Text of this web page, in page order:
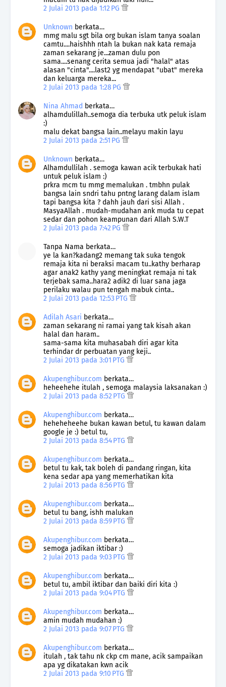
2 Julai 2013 pada 1:12 PG
Unknown berkata…
mmg malu sgt bila org bukan islam tanya soalan
camtu....haishhh ntah la bukan nak kata remaja
zaman sekarang je...zaman dulu pon
sama....senang cerita semua jadi "halal" atas
alasan "cinta"....last2 yg mendapat "ubat" mereka
dan keluarga mereka...
2 Julai 2013 pada 1:28 PG
Nina Ahmad berkata…
alhamdulillah..semoga dia terbuka utk peluk islam
:)
malu dekat bangsa lain..melayu makin layu
2 Julai 2013 pada 2:51 PG
Unknown berkata…
Alhamdullilah . semoga kawan acik terbukak hati
untuk peluk islam :)
prkra mcm tu mmg memalukan . tmbhn pulak
bangsa lain sndri tahu pntng larang dalam islam
tapi bangsa kita ? dahh jauh dari sisi Allah .
MasyaAllah . mudah-mudahan ank muda tu cepat
sedar dan pohon keampunan dari Allah S.W.T
2 Julai 2013 pada 7:42 PG
Tanpa Nama berkata…
ye la kan?kadang2 memang tak suka tengok
remaja kita ni beraksi macam tu..kathy berharap
agar anak2 kathy yang meningkat remaja ni tak
terjebak sama..hara2 adik2 di luar sana jaga
perilaku walau pun tengah mabuk cinta..
2 Julai 2013 pada 12:53 PTG
Adilah Asari berkata…
zaman sekarang ni ramai yang tak kisah akan
halal dan haram..
sama-sama kita muhasabah diri agar kita
terhindar dr perbuatan yang keji..
2 Julai 2013 pada 3:01 PTG
Akupenghibur.com berkata…
heheehehe itulah , semoga malaysia laksanakan :)
2 Julai 2013 pada 8:52 PTG
Akupenghibur.com berkata…
heheheheehe bukan kawan betul, tu kawan dalam
google je :) betul tu,
2 Julai 2013 pada 8:54 PTG
Akupenghibur.com berkata…
betul tu kak, tak boleh di pandang ringan, kita
kena sedar apa yang memerhatikan kita
2 Julai 2013 pada 8:56 PTG
Akupenghibur.com berkata…
betul tu bang, ishh malukan
2 Julai 2013 pada 8:59 PTG
Akupenghibur.com berkata…
semoga jadikan iktibar :)
2 Julai 2013 pada 9:03 PTG
Akupenghibur.com berkata…
betul tu, ambil iktibar dan baiki diri kita :)
2 Julai 2013 pada 9:04 PTG
Akupenghibur.com berkata…
amin mudah mudahan :)
2 Julai 2013 pada 9:07 PTG
Akupenghibur.com berkata…
itulah , tak tahu nk ckp cm mane, acik sampaikan
apa yg dikatakan kwn acik
2 Julai 2013 pada 9:10 PTG